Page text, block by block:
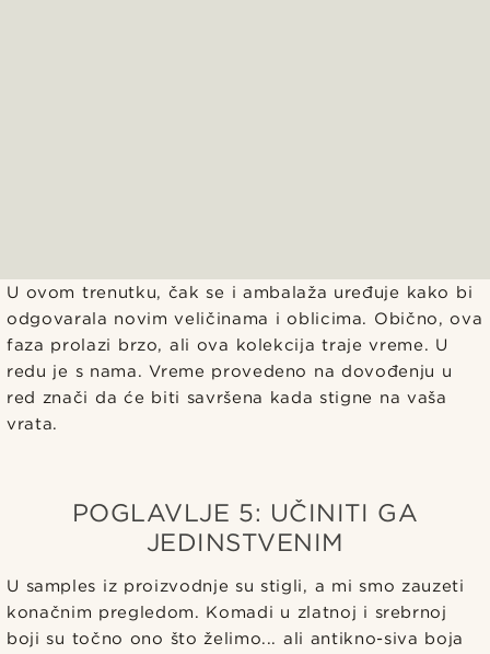
U ovom trenutku, čak se i ambalaža uređuje kako bi
odgovarala novim veličinama i oblicima. Obično, ova
faza prolazi brzo, ali ova kolekcija traje vreme. U
redu je s nama. Vreme provedeno na dovođenju u
red znači da će biti savršena kada stigne na vaša
vrata.
POGLAVLJE 5: UČINITI GA
JEDINSTVENIM
U samples iz proizvodnje su stigli, a mi smo zauzeti
konačnim pregledom. Komadi u zlatnoj i srebrnoj
boji su točno ono što želimo... ali antikno-siva boja